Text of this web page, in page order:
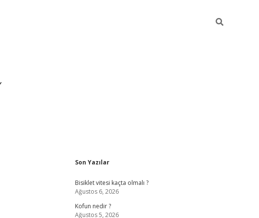
Sidebar
Son Yazılar
Bisiklet vitesi kaçta olmalı ?
Ağustos 6, 2026
Kofun nedir ?
Ağustos 5, 2026